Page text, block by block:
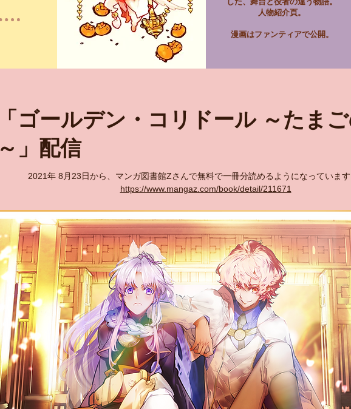
人物紹介頁。
漫画は​ファンティアで公開。
「ゴールデン・コリドール ～たま
～」配信
​2021年 8月23日から、マンガ図書館Zさんで無料で一冊分読めるようになっています
https://www.mangaz.com/book/detail/211671